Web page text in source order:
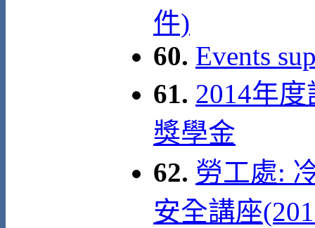
件)
60. Events
61. 2014年
獎學金
62. 勞工處:
安全講座